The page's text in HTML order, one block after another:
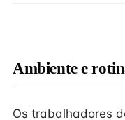
Ambiente e
Os trabalhadores